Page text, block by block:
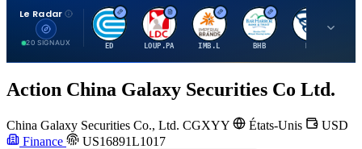
Le Radar
20 SIGNAUX
C
ED
L
LOUP.PA
I
IMB.L
B
BHB
B
Action China Galaxy Securities Co Ltd.
China Galaxy Securities Co., Ltd. CGXYY États-Unis
USD
Finance
US16891L1017